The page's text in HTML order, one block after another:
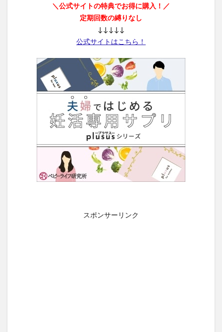
＼公式サイトの特典でお得に購入！／
定期回数の縛りなし
↓↓↓↓↓
公式サイトはこちら！
スポンサーリンク